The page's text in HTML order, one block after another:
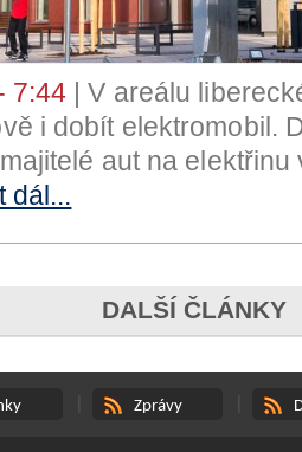
7:44 | V areálu
i dobít elektromobil.
aut na
dál...
DALŠÍ ČLÁNKY
Zprávy